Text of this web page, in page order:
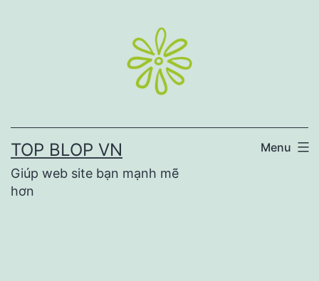
TOP BLOP VN
Giúp web site bạn mạnh mẽ
hơn
Menu